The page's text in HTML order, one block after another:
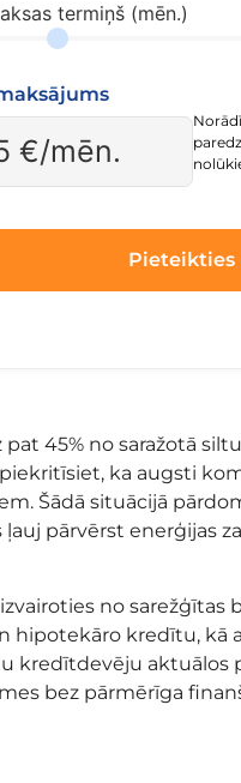
termiņš (mēn.)
€/mēn.
Pieteikties
45% no saražotā
ka augsti
Šādā situācijā
pārvērst enerģijas
no sarežģītas
kredītu, kā
kredītdevēju aktuālos
bez pārmērīga